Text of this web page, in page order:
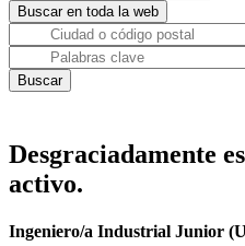
Desgraciadamente
activo.
Ingeniero/a Industrial Junior